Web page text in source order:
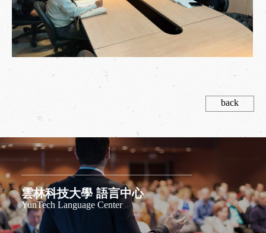
back
雲林科技大學 語言中心
YunTech Language Center